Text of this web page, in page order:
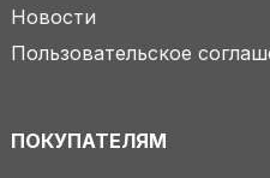
Новости
Пользовательское
ПОКУПАТЕЛЯМ